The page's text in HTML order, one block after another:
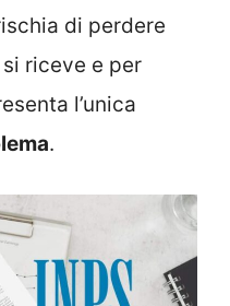
di perdere
si riceve e per
l’unica
.